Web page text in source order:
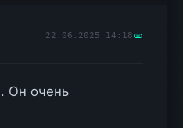
22.06.2025 14:18
Он очень